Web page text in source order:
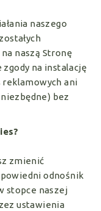
naszego
naszą Stronę
na instalację
reklamowych ani
bez
zmienić
odnośnik
stopce naszej
ustawienia